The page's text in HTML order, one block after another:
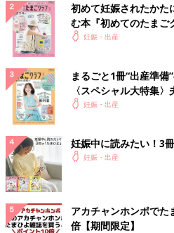
初めて妊娠されたかた
む本『初めてのたまご
妊娠・出産
まるごと1冊“出産準備
〈スペシャル大特集
妊娠・出産
妊娠中に読みたい！3
妊娠・出産
アカチャンホンポで
倍【期間限定】